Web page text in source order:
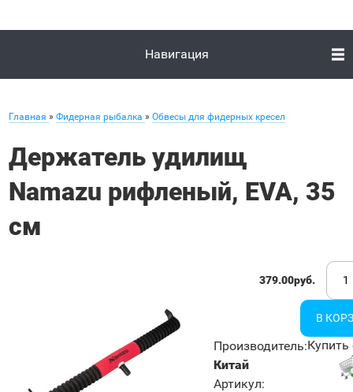
Навигация
Главная » Фидерная рыбалка » Обвесы для фидерных кресел
Держатель удилищ
Namazu рифленый, EVA, 35
см
379.00руб.
Производитель:
Китай
Артикул:
Купить